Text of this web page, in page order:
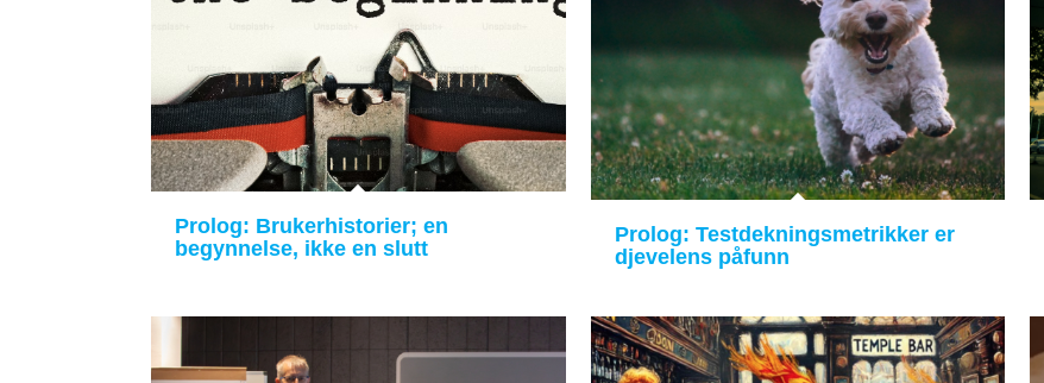
Prolog: Brukerhistorier; en
begynnelse, ikke en slutt
Prolog: Testdekningsmetrikker er
djevelens påfunn